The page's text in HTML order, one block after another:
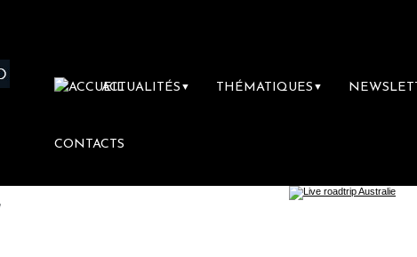
ACTUALITÉS ▼ THÉMATIQUES ▼
CONTACTS